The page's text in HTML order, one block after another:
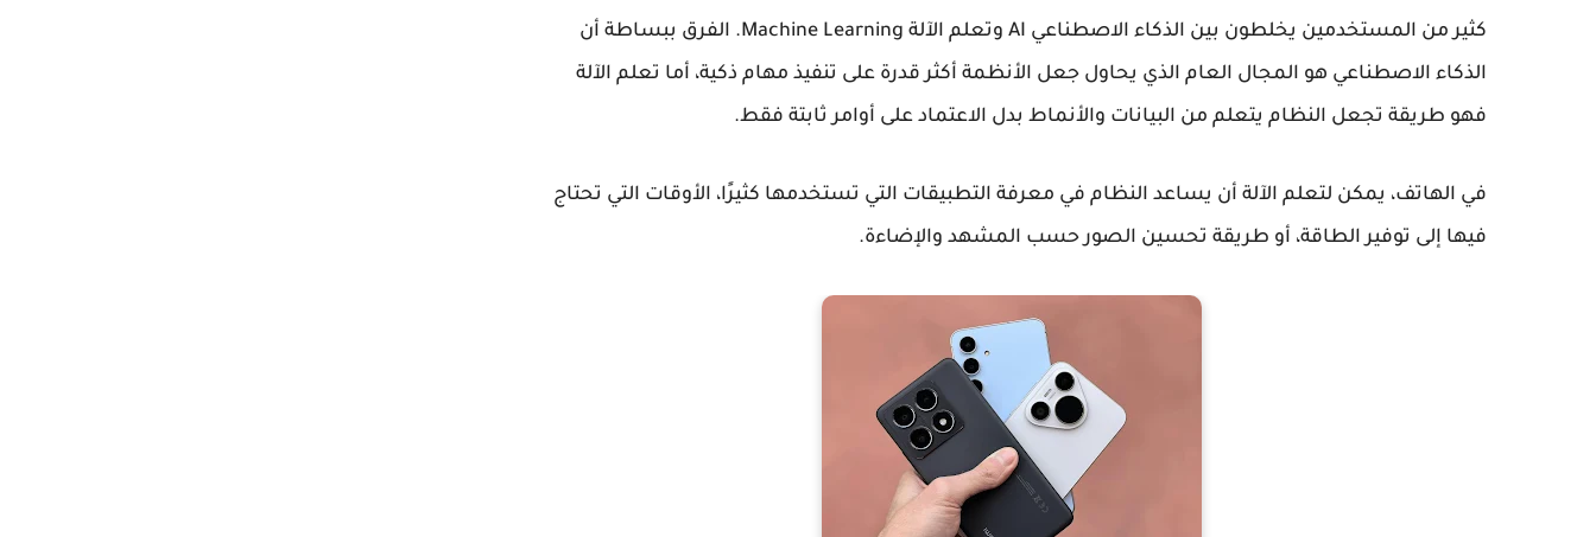
كثير من المستخدمين يخلطون بين الذكاء الاصطناعي AI وتعلم الآلة Machine Learning. الفرق ببساطة أن
الذكاء الاصطناعي هو المجال العام الذي يحاول جعل الأنظمة أكثر قدرة على تنفيذ مهام ذكية، أما تعلم الآلة
فهو طريقة تجعل النظام يتعلم من البيانات والأنماط بدل الاعتماد على أوامر ثابتة فقط.
في الهاتف، يمكن لتعلم الآلة أن يساعد النظام في معرفة التطبيقات التي تستخدمها كثيرًا، الأوقات التي تحتاج
فيها إلى توفير الطاقة، أو طريقة تحسين الصور حسب المشهد والإضاءة.